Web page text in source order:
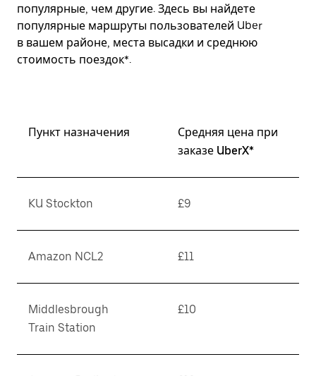
популярные, чем другие. Здесь вы найдете
популярные маршруты пользователей Uber
в вашем районе, места высадки и среднюю
стоимость поездок*.
Пункт назначения
Средняя цена при
заказе UberX*
KU Stockton £9
Amazon NCL2 £11
Middlesbrough
Train Station
£10